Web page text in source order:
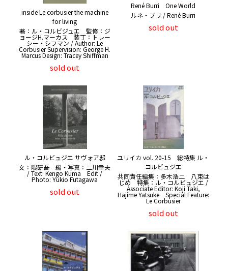
inside Le corbusier the machine
for living
著：ル・コルビジュエ 監修：ジ
ョージH.マーカス 装丁：トレー
シー・シフマン / Author: Le
Corbusier Supervision: George H.
Marcus Design: Tracey Shiffman
sold out
René Burri One World
ルネ・ブリ / René Burri
sold out
ル・コルビュジエ サヴォア邸
文：隈研吾 編・写真：二川幸夫
/ Text: Kengo Kuma Edit /
Photo: Yukio Futagawa
sold out
ユリイカ vol. 20-15 総特集 ル・
コルビュジエ
共同責任編集：多木浩二 八束は
じめ 特集：ル・コルビュジエ /
Associate Editor: Koji Taki,
Hajime Yatsuke Special Feature:
Le Corbusier
sold out